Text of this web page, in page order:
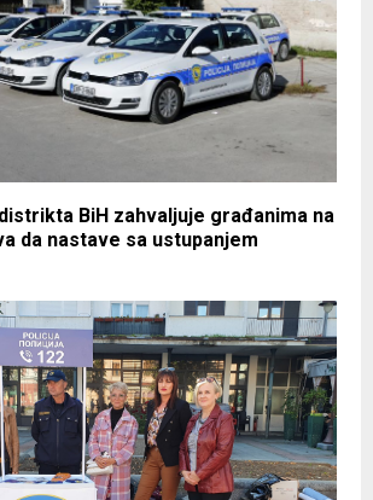
BiH zahvaljuje građanima na
da nastave sa ustupanjem